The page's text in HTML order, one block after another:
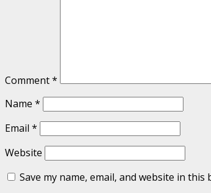
Comment*
Name *
Email *
Website
Save my name, email, and website in